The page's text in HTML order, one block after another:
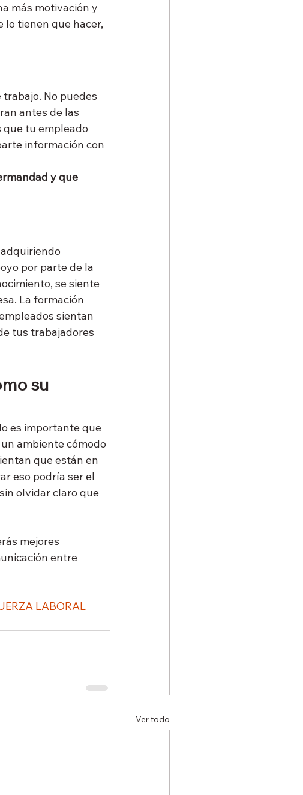
más motivación y
lo tienen que hacer,
No puedes
antes de las
que tu empleado
información con
y que
por parte de la
se siente
La formación
sientan
tus trabajadores
su
es importante que
ambiente cómodo
que están en
eso podría ser el
olvidar claro que
mejores
entre
LABORAL
Ver todo